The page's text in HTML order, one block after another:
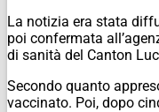
La notizia era stata
poi confermata
di sanità del Canton
Secondo quanto
vaccinato. Poi, dopo